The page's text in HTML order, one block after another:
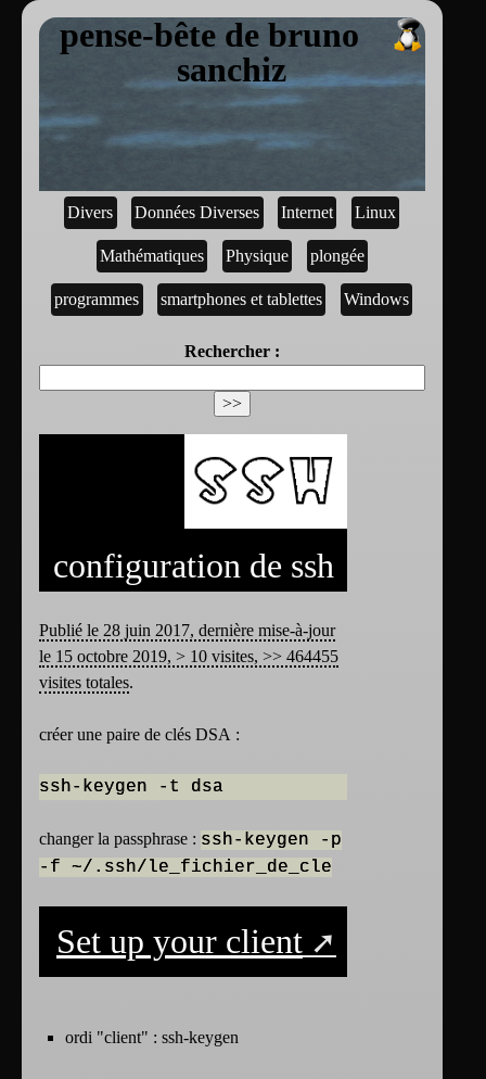
pense-bête de bruno
sanchiz
Divers Données Diverses Internet Linux
Mathématiques Physique plongée
programmes smartphones et tablettes Windows
Rechercher :
configuration de ssh
Publié le 28 juin 2017, dernière mise-à-jour
le 15 octobre 2019, > 10 visites, >> 464455
visites totales.
créer une paire de clés DSA :
ssh-keygen -t dsa
changer la passphrase : ssh-keygen -p
-f ~/.ssh/le_fichier_de_cle
Set up your client
ordi "client" : ssh-keygen